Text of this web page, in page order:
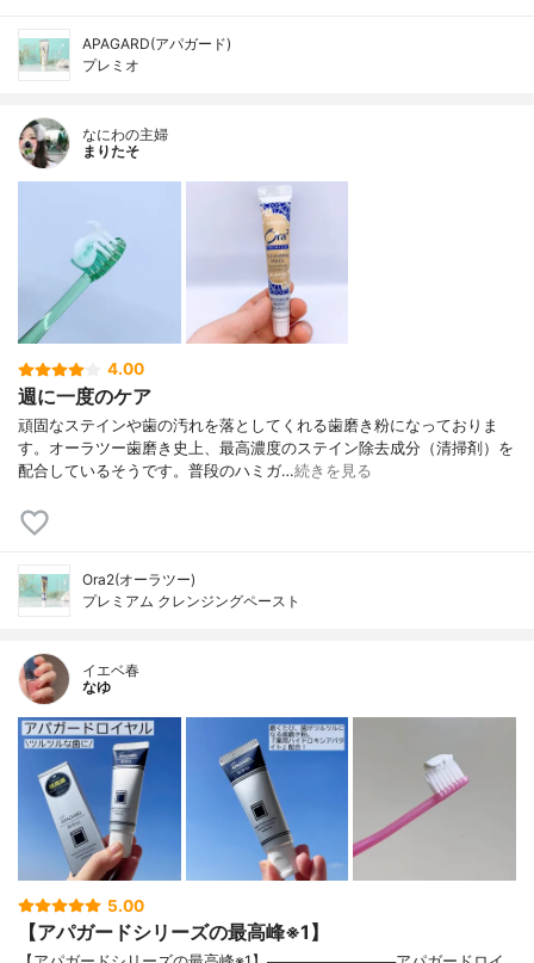
APAGARD(アパガード)
プレミオ
なにわの主婦
まりたそ
4.00
週に一度のケア
頑固なステインや歯の汚れを落としてくれる歯磨き粉になっておりま
す。オーラツー歯磨き史上、最高濃度のステイン除去成分（清掃剤）を
配合しているそうです。普段のハミガ…続きを見る
Ora2(オーラツー)
プレミアム クレンジングペースト
イエベ春
なゆ
5.00
【アパガードシリーズの最高峰※1】